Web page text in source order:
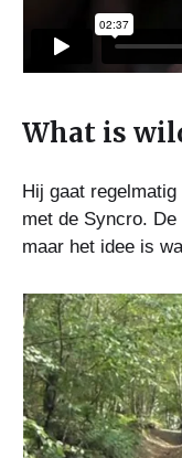
What is
Hij gaat
met de Syncro.
maar het idee is